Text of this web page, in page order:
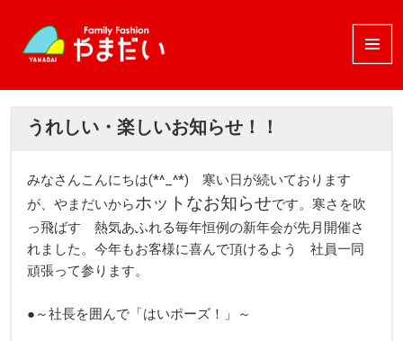
メニュ
ーとウ
うれしい・楽しいお知らせ！！
みなさんこんにちは(*^_^*) 寒い日が続いております
が、やまだいからホットなお知らせです。寒さを吹
っ飛ばす 熱気あふれる毎年恒例の新年会が先月開催さ
れました。今年もお客様に喜んで頂けるよう 社員一同
頑張って参ります。
●～社長を囲んで「はいポーズ！」～